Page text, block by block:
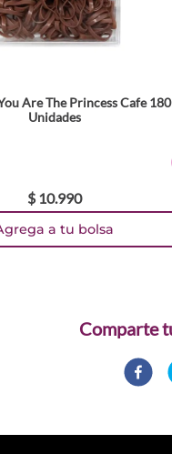
Are The Princess Cafe 180
Unidades
$ 10.990
a tu bolsa
Comparte